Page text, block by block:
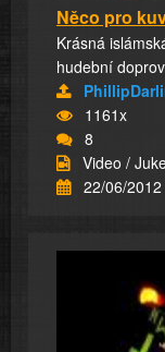
Něco pro
Krásná
hudební
1161x
8
Video /
22/06/2012